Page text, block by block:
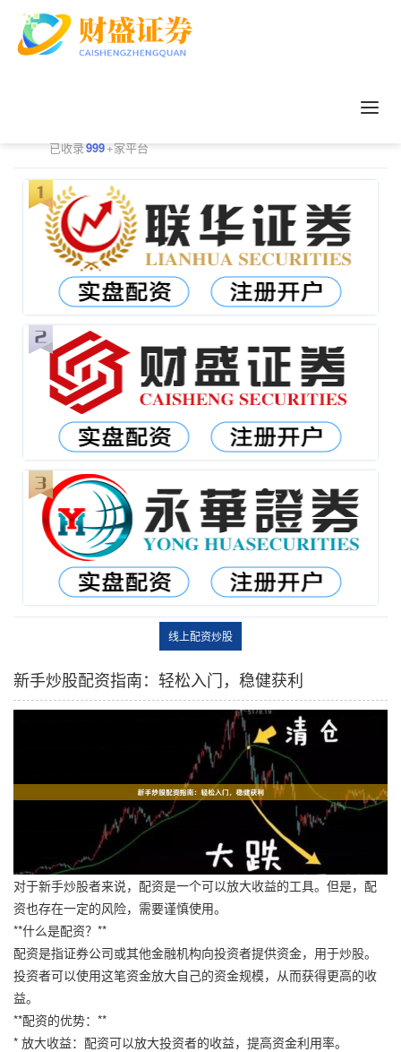
已收录999+家平台
线上配资炒股
新手炒股配资指南：轻松入门，稳健获利
对于新手炒股者来说，配资是一个可以放大收益的工具。但是，配
资也存在一定的风险，需要谨慎使用。
**什么是配资？**
配资是指证券公司或其他金融机构向投资者提供资金，用于炒股。
投资者可以使用这笔资金放大自己的资金规模，从而获得更高的收
益。
**配资的优势：**
* 放大收益：配资可以放大投资者的收益，提高资金利用率。